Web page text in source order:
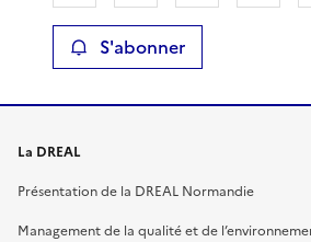
S'abonner
La DREAL
Présentation de la DREAL Normandie
Management de la qualité et de